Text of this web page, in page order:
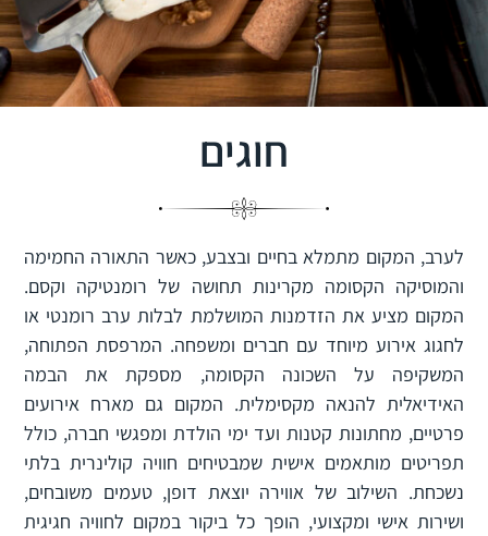
חוגים
לערב, המקום מתמלא בחיים ובצבע, כאשר התאורה החמימה
והמוסיקה הקסומה מקרינות תחושה של רומנטיקה וקסם.
המקום מציע את הזדמנות המושלמת לבלות ערב רומנטי או
לחגוג אירוע מיוחד עם חברים ומשפחה. המרפסת הפתוחה,
המשקיפה על השכונה הקסומה, מספקת את הבמה
האידיאלית להנאה מקסימלית. המקום גם מארח אירועים
פרטיים, מחתונות קטנות ועד ימי הולדת ומפגשי חברה, כולל
תפריטים מותאמים אישית שמבטיחים חוויה קולינרית בלתי
נשכחת. השילוב של אווירה יוצאת דופן, טעמים משובחים,
ושירות אישי ומקצועי, הופך כל ביקור במקום לחוויה חגיגית